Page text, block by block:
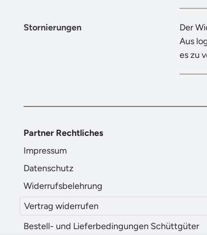
Stornierungen
Der
Aus
es zu
Partner Rechtliches
Impressum
Datenschutz
Widerrufsbelehrung
Vertrag widerrufen
Bestell- und Lieferbedingungen Schüttgüter